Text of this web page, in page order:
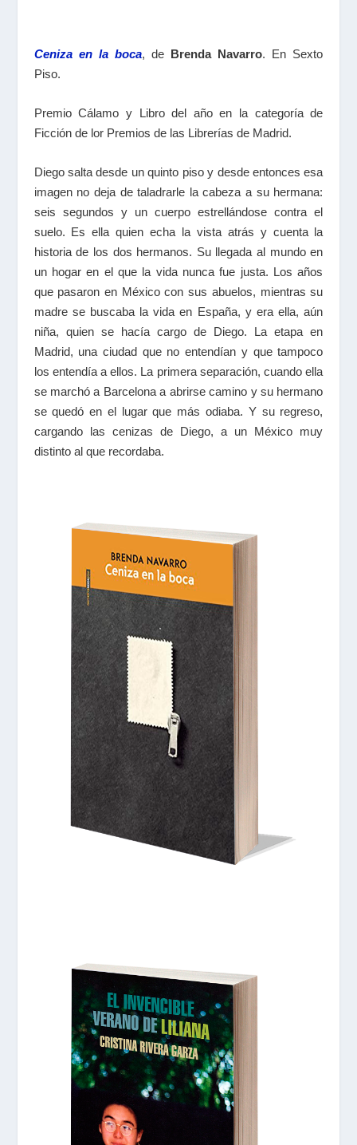
Ceniza en la boca, de Brenda Navarro. En Sexto
Piso.
Premio Cálamo y Libro del año en la categoría de
Ficción de lor Premios de las Librerías de Madrid.
Diego salta desde un quinto piso y desde entonces esa
imagen no deja de taladrarle la cabeza a su hermana:
seis segundos y un cuerpo estrellándose contra el
suelo. Es ella quien echa la vista atrás y cuenta la
historia de los dos hermanos. Su llegada al mundo en
un hogar en el que la vida nunca fue justa. Los años
que pasaron en México con sus abuelos, mientras su
madre se buscaba la vida en España, y era ella, aún
niña, quien se hacía cargo de Diego. La etapa en
Madrid, una ciudad que no entendían y que tampoco
los entendía a ellos. La primera separación, cuando ella
se marchó a Barcelona a abrirse camino y su hermano
se quedó en el lugar que más odiaba. Y su regreso,
cargando las cenizas de Diego, a un México muy
distinto al que recordaba.